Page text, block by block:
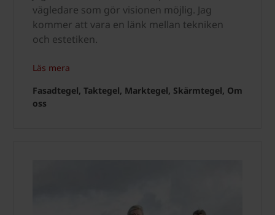
vägledare som gör visionen möjlig. Jag
kommer att vara en länk mellan tekniken
och estetiken.
Läs mera
Fasadtegel, Taktegel, Marktegel, Skärmtegel, Om
oss